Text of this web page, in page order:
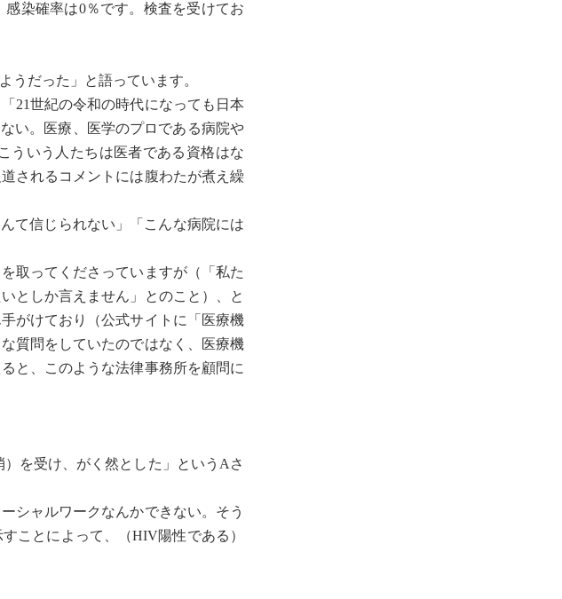
染確率は0％です。検査を受けてお
だった」と語っています。
21世紀の令和の時代になっても日本
い。医療、医学のプロである病院や
ういう人たちは医者である資格はな
されるコメントには腹わたが煮え繰
て信じられない」「こんな病院には
取ってくださっていますが（「私た
としか言えません」とのこと）、と
がけており（公式サイトに「医療機
質問をしていたのではなく、医療機
と、このような法律事務所を顧問に
を受け、がく然とした」というAさ
シャルワークなんかできない。そう
ことによって、（HIV陽性である）